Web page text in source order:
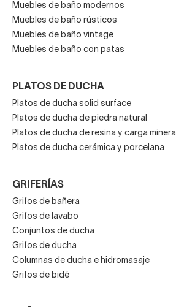
Muebles de baño modernos
Muebles de baño rústicos
Muebles de baño vintage
Muebles de baño con patas
PLATOS DE DUCHA
Platos de ducha solid surface
Platos de ducha de piedra natural
Platos de ducha de resina y carga mineral
Platos de ducha cerámica y porcelana
GRIFERÍAS
Grifos de bañera
Grifos de lavabo
Conjuntos de ducha
Grifos de ducha
Columnas de ducha e hidromasaje
Grifos de bidé